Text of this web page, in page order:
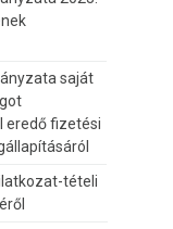
saját
eredő fizetési
tételi